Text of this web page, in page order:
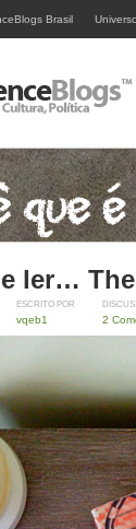
Brasil Universo
ler…
ESCRITO POR
vqeb1 2